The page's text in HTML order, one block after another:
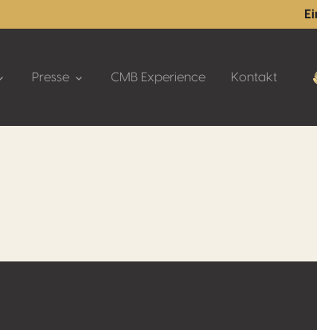
Presse CMB Experience Kontakt